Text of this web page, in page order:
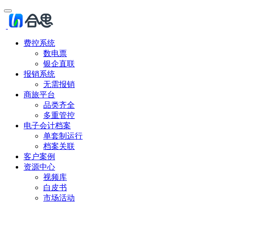
费控系统
数电票
银企直联
报销系统
无需报销
商旅平台
品类齐全
多重管控
电子会计档案
单套制运行
档案关联
客户案例
资源中心
视频库
白皮书
市场活动